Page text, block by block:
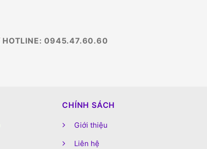
HOTLINE: 0945.47.60.60
CHÍNH SÁCH
Giới thiệu
Liên hệ